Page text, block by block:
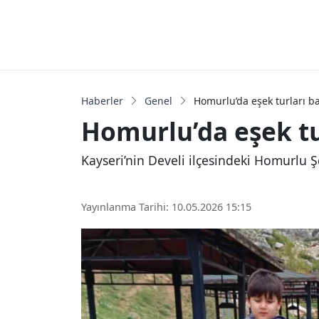
Haberler Genel Homurlu’da eşek turları
Homurlu’da eşek
Kayseri’nin Develi ilçesindeki Homurlu
Yayınlanma Tarihi: 10.05.2026 15:15